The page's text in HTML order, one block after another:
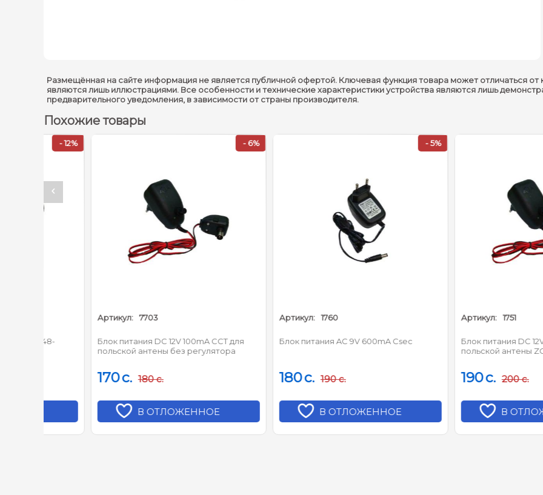
Размещённая на сайте информация не является публичной офертой. Ключевая функция товара может отличаться
являются лишь иллюстрациями. Все особенности и технические характеристики устройства являются лишь
предварительного уведомления, в зависимости от страны производителя.
Похожие товары
7703
Блок питания DC 12V 100mA CCT для
польской антены без регулятора
180 c.
В ОТЛОЖЕННОЕ
1760
Блок питания AC 9V 600mA Csec
190 c.
В ОТЛОЖЕННОЕ
1751
Блок питания DC 12V 100mA
польской антены ZOLAN
200 c.
В ОТЛОЖЕННОЕ